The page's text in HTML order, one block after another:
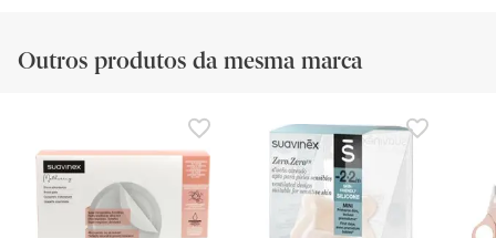
Outros produtos da mesma marca